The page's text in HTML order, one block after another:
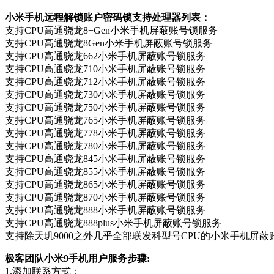
小米手机远程解锁账户密码锁支持处理器列表：
支持CPU高通骁龙8+Gen小米手机屏蔽账号锁服务
支持CPU高通骁龙8Gen小米手机屏蔽账号锁服务
支持CPU高通骁龙662小米手机屏蔽账号锁服务
支持CPU高通骁龙710小米手机屏蔽账号锁服务
支持CPU高通骁龙712小米手机屏蔽账号锁服务
支持CPU高通骁龙730小米手机屏蔽账号锁服务
支持CPU高通骁龙750小米手机屏蔽账号锁服务
支持CPU高通骁龙765小米手机屏蔽账号锁服务
支持CPU高通骁龙778小米手机屏蔽账号锁服务
支持CPU高通骁龙780小米手机屏蔽账号锁服务
支持CPU高通骁龙845小米手机屏蔽账号锁服务
支持CPU高通骁龙855小米手机屏蔽账号锁服务
支持CPU高通骁龙865小米手机屏蔽账号锁服务
支持CPU高通骁龙870小米手机屏蔽账号锁服务
支持CPU高通骁龙888小米手机屏蔽账号锁服务
支持CPU高通骁龙888plus小米手机屏蔽账号锁服务
支持除天玑9000之外几乎全部联发科型号CPU的小米手机屏蔽
极客团队小米9手机用户服务步骤:
1.添加联系方式：